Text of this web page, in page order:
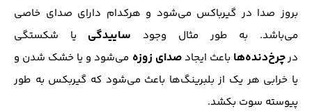
بروز صدا در گیرباکس می‌شود و هرکدام دارای صدای خاصی
می‌باشد. به طور مثال وجود ساییدگی یا شکستگی
درچرخ‌دنده‌ها باعث ایجادصدای زوزه می‌شود و یا خشک شدن و
یا خرابی هر یک از بلبرینگ‌ها باعث می‌شود که گیربکس به طور
پیوسته سوت بکشد.